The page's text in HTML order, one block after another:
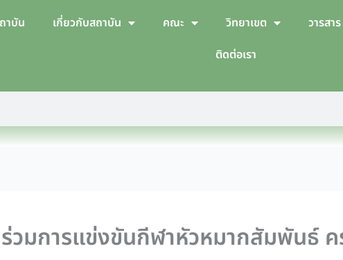
าบัน เกี่ยวกับสถาบัน คณะ วิทยาเขต วารสาร
ติดต่อเรา
วมการแข่งขันกีฬาหัวหมากสัมพันธ์